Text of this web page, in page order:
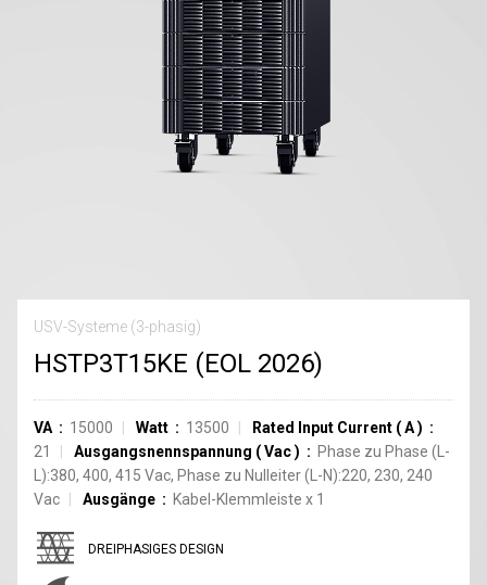
USV-Systeme (3-phasig)
HSTP3T15KE (EOL 2026)
VA 15000 Watt 13500 Rated Input Current (A)
21
Ausgangsnennspannung (Vac)
Phase zu Phase (L-
L):380, 400, 415 Vac, Phase zu Nulleiter (L-N):220, 230, 240
Vac
Ausgänge Kabel-Klemmleiste x 1
DREIPHASIGES DESIGN